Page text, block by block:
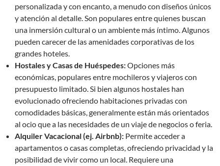
personalizada y con encanto, a menudo con diseños únicos
y atención al detalle. Son populares entre quienes buscan
una inmersión cultural o un ambiente más íntimo. Algunos
pueden carecer de las amenidades corporativas de los
grandes hoteles.
Hostales y Casas de Huéspedes:Opciones más
económicas, populares entre mochileros y viajeros con
presupuesto limitado. Si bien algunos hostales han
evolucionado ofreciendo habitaciones privadas con
comodidades básicas, generalmente están más orientados
al ocio que a las necesidades de un viaje de negocios o feria.
Alquiler Vacacional (ej. Airbnb): Permite acceder a
apartamentos o casas completas, ofreciendo privacidad y la
posibilidad de vivir como un local. Requiere una